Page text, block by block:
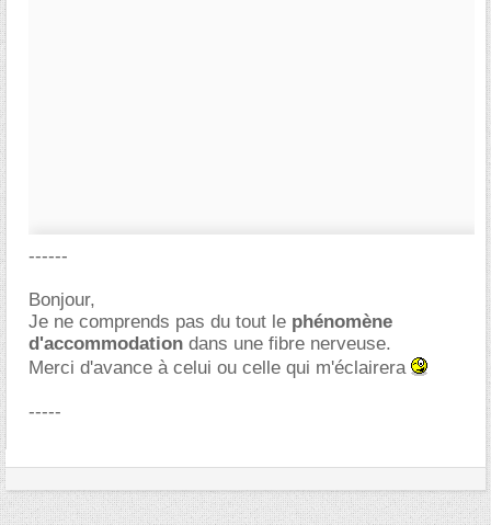
------
Bonjour,
Je ne comprends pas du tout le phénomène
d'accommodation dans une fibre nerveuse.
Merci d'avance à celui ou celle qui m'éclairera
-----